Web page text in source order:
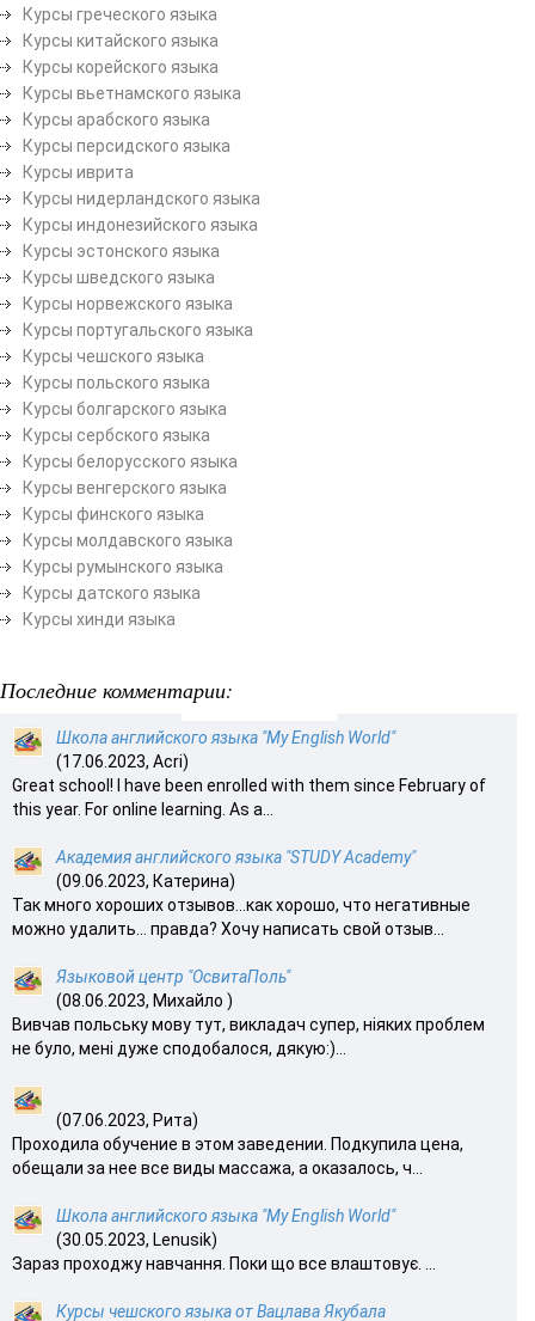
Курсы греческого языка
Курсы китайского языка
Курсы корейского языка
Курсы вьетнамского языка
Курсы арабского языка
Курсы персидского языка
Курсы иврита
Курсы нидерландского языка
Курсы индонезийского языка
Курсы эстонского языка
Курсы шведского языка
Курсы норвежского языка
Курсы португальского языка
Курсы чешского языка
Курсы польского языка
Курсы болгарского языка
Курсы сербского языка
Курсы белорусского языка
Курсы венгерского языка
Курсы финского языка
Курсы молдавского языка
Курсы румынского языка
Курсы датского языка
Курсы хинди языка
Последние комментарии:
Школа английского языка "My English World"
(17.06.2023, Acri)
Great school! I have been enrolled with them since February of
this year. For online learning. As a...
Академия английского языка "STUDY Academy"
(09.06.2023, Катерина)
Так много хороших отзывов…как хорошо, что негативные
можно удалить… правда? Хочу написать свой отзыв...
Языковой центр "ОсвитаПоль"
(08.06.2023, Михайло )
Вивчав польську мову тут, викладач супер, ніяких проблем
не було, мені дуже сподобалося, дякую:)...
(07.06.2023, Рита)
Проходила обучение в этом заведении. Подкупила цена,
обещали за нее все виды массажа, а оказалось, ч...
Школа английского языка "My English World"
(30.05.2023, Lenusik)
Зараз проходжу навчання. Поки що все влаштовує. ...
Курсы чешского языка от Вацлава Якубала